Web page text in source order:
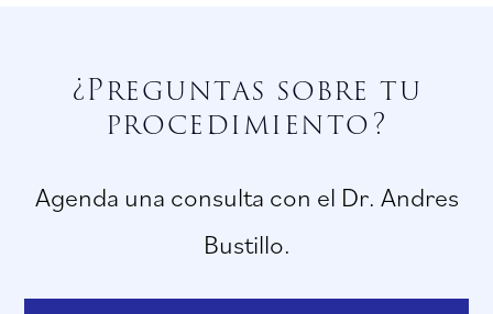
¿Preguntas sobre tu
procedimiento?
Agenda una consulta con el Dr. Andres
Bustillo.